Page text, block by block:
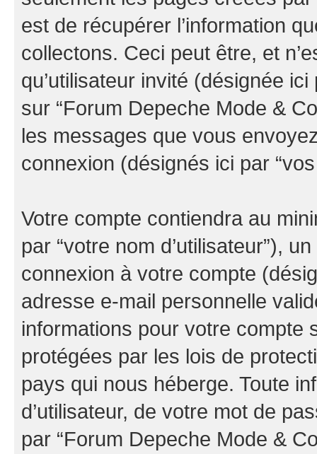
est de récupérer l’information
collectons. Ceci peut être, et
qu’utilisateur invité (désignée
sur “Forum Depeche Mode &
les messages que vous
connexion (désignés ici par
Votre compte contiendra au
par “votre nom d’utilisateur”),
connexion à votre compte
adresse e-mail personnelle
informations pour votre compte
protégées par les lois de
pays qui nous héberge. Toute
d’utilisateur, de votre mot de
par “Forum Depeche Mode &